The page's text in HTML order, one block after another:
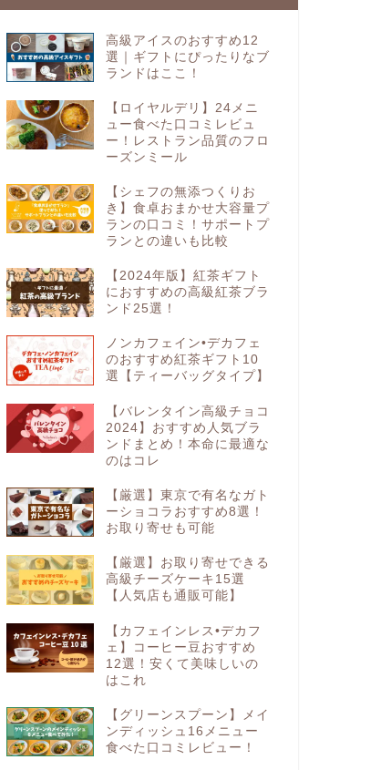
高級アイスのおすすめ12
選｜ギフトにぴったりなブ
ランドはここ！
【ロイヤルデリ】24メニ
ュー食べた口コミレビュ
ー！レストラン品質のフロ
ーズンミール
【シェフの無添つくりお
き】食卓おまかせ大容量プ
ランの口コミ！サポートプ
ランとの違いも比較
【2024年版】紅茶ギフト
におすすめの高級紅茶ブラ
ンド25選！
ノンカフェイン•デカフェ
のおすすめ紅茶ギフト10
選【ティーバッグタイプ】
【バレンタイン高級チョコ
2024】おすすめ人気ブラ
ンドまとめ！本命に最適な
のはコレ
【厳選】東京で有名なガト
ーショコラおすすめ8選！
お取り寄せも可能
【厳選】お取り寄せできる
高級チーズケーキ15選
【人気店も通販可能】
【カフェインレス•デカフ
ェ】コーヒー豆おすすめ
12選！安くて美味しいの
はこれ
【グリーンスプーン】メイ
ンディッシュ16メニュー
食べた口コミレビュー！